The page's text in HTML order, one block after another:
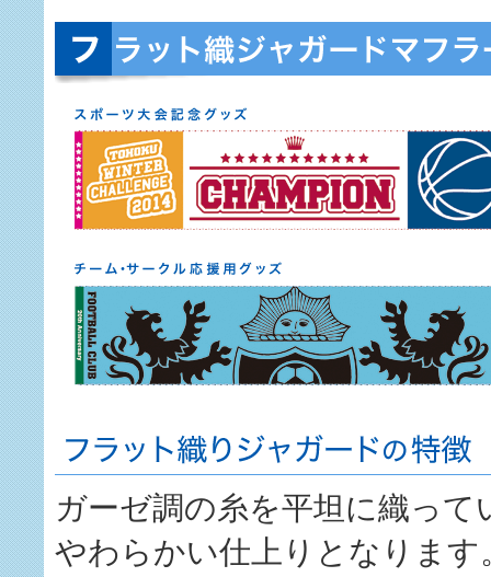
ガーゼ調の糸を平坦に織っ
やわらかい仕上りとなります